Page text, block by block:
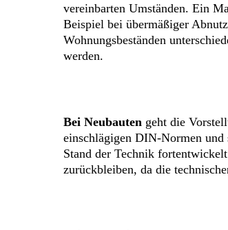
vereinbarten Umständen. Ein
Beispiel bei übermäßiger
Wohnungsbeständen
werden.
Bei Neubauten geht die
einschlägigen DIN-Normen und
Stand der Technik
zurückbleiben, da die